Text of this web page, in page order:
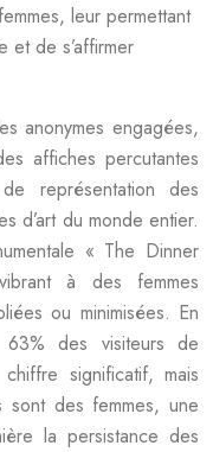
leur permettant
de s’affirmer
anonymes engagées,
affiches percutantes
représentation des
d’art du monde entier.
« The Dinner
à des femmes
ou minimisées. En
des visiteurs de
significatif, mais
sont des femmes, une
la persistance des